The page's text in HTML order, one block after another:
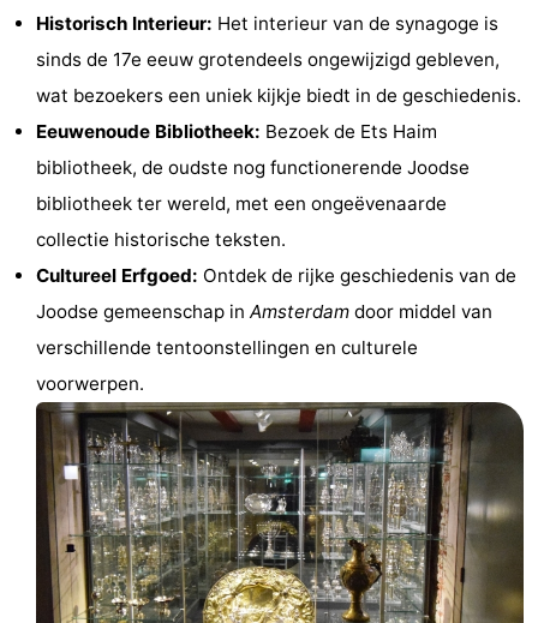
Uitkijkpunten
Attracties
Rondvaarten
-
Experiences
Dorpen
Steden
Rondleidingen
Sporten
Fietsen
Wandelen
Amusement
Nachtleven
Eten
Winkelen
Historisch Interieur: Het interieur van de synagoge is
sinds de 17e eeuw grotendeels ongewijzigd gebleven,
wat bezoekers een uniek kijkje biedt in de geschiedenis.
Eeuwenoude Bibliotheek: Bezoek de Ets Haim
bibliotheek, de oudste nog functionerende Joodse
bibliotheek ter wereld, met een ongeëvenaarde
collectie historische teksten.
Cultureel Erfgoed: Ontdek de rijke geschiedenis van de
Joodse gemeenschap in Amsterdam door middel van
verschillende tentoonstellingen en culturele
voorwerpen.